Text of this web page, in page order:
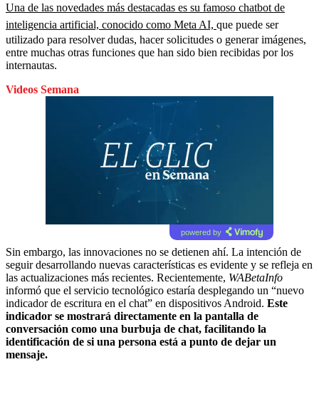
Una de las novedades más destacadas es su famoso chatbot de
inteligencia artificial, conocido como Meta AI, que puede ser
utilizado para resolver dudas, hacer solicitudes o generar imágenes,
entre muchas otras funciones que han sido bien recibidas por los
internautas.
Videos Semana
powered by
Sin embargo, las innovaciones no se detienen ahí. La intención de
seguir desarrollando nuevas características es evidente y se refleja en
las actualizaciones más recientes. Recientemente, WABetaInfo
informó que el servicio tecnológico estaría desplegando un “nuevo
indicador de escritura en el chat” en dispositivos Android. Este
indicador se mostrará directamente en la pantalla de
conversación como una burbuja de chat, facilitando la
identificación de si una persona está a punto de dejar un
mensaje.